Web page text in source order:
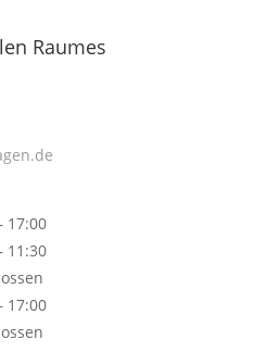
Raumes
17:00
11:30
17:00